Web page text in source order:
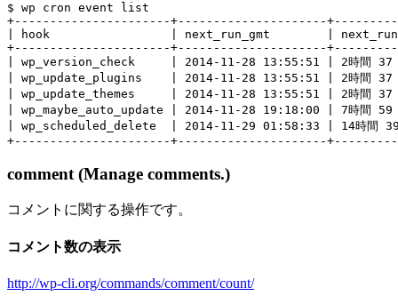
$ wp cron event list
+----------------------+---------------------
| hook                 | next_run_gmt        |
+----------------------+---------------------
| wp_version_check     | 2014-11-28 13:55:51 | 2時間
| wp_update_plugins    | 2014-11-28 13:55:51 | 2時間
| wp_update_themes     | 2014-11-28 13:55:51 | 2時間
| wp_maybe_auto_update | 2014-11-28 19:18:00 | 7時間
| wp_scheduled_delete  | 2014-11-29 01:58:33 | 14時
comment (Manage comments.)
コメントに関する操作です。
コメント数の表示
http://wp-cli.org/commands/comment/count/